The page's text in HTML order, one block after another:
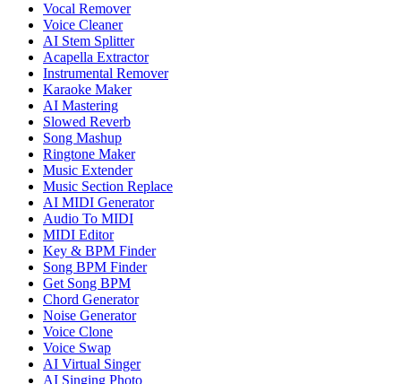
Vocal Remover
Voice Cleaner
AI Stem Splitter
Acapella Extractor
Instrumental Remover
Karaoke Maker
AI Mastering
Slowed Reverb
Song Mashup
Ringtone Maker
Music Extender
Music Section Replace
AI MIDI Generator
Audio To MIDI
MIDI Editor
Key & BPM Finder
Song BPM Finder
Get Song BPM
Chord Generator
Noise Generator
Voice Clone
Voice Swap
AI Virtual Singer
AI Singing Photo